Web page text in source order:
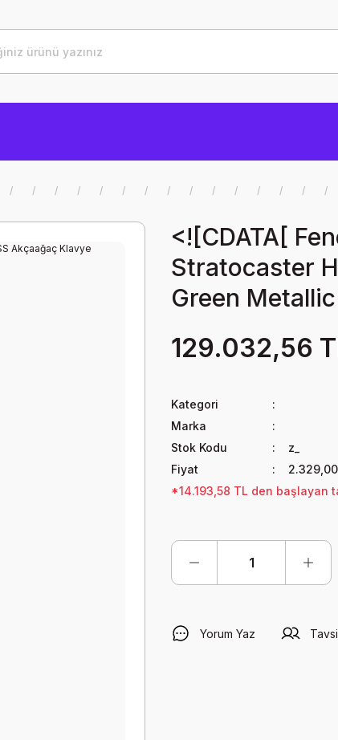
<![CDATA[
Stratocaster
Green
129.032,56
Kategori
Marka
Stok Kodu
z_
Fiyat
*14.193,58 TL den başlayan
Yorum Yaz